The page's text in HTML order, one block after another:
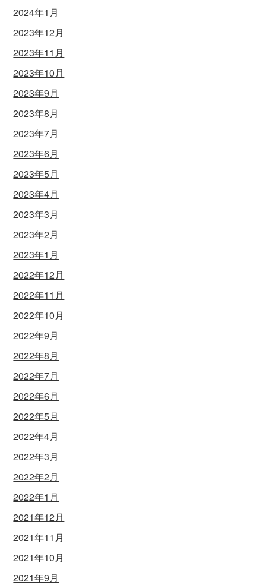
2024年1月
2023年12月
2023年11月
2023年10月
2023年9月
2023年8月
2023年7月
2023年6月
2023年5月
2023年4月
2023年3月
2023年2月
2023年1月
2022年12月
2022年11月
2022年10月
2022年9月
2022年8月
2022年7月
2022年6月
2022年5月
2022年4月
2022年3月
2022年2月
2022年1月
2021年12月
2021年11月
2021年10月
2021年9月